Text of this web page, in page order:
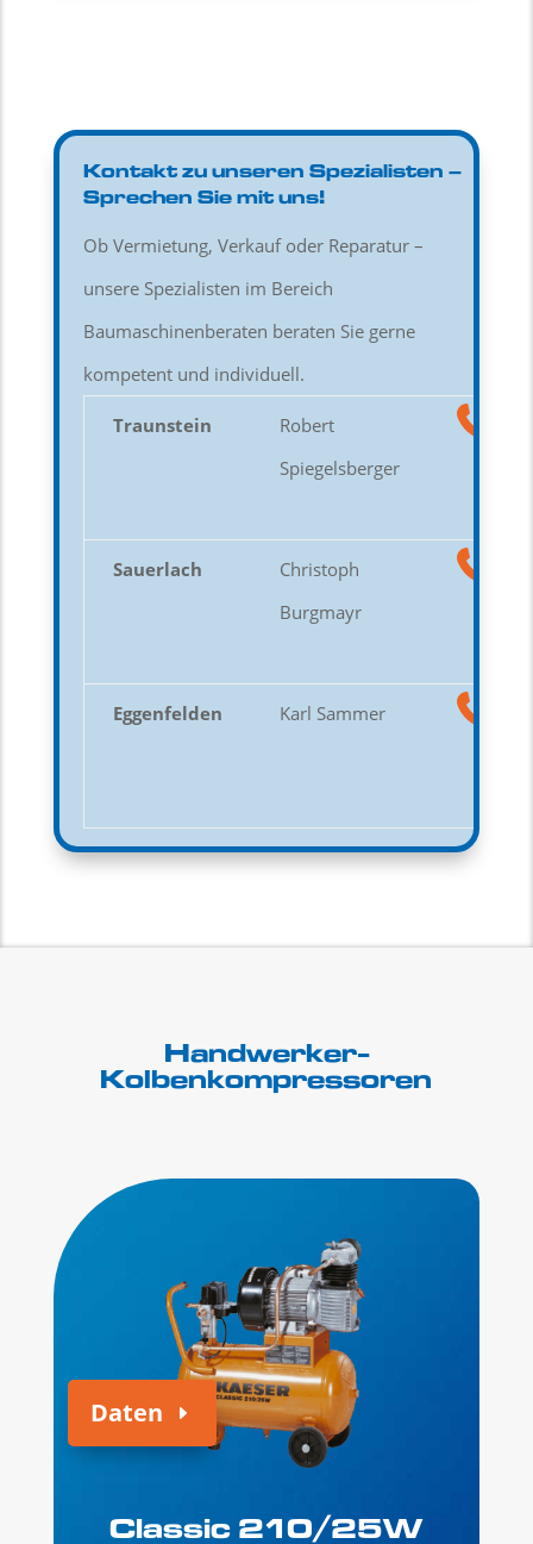
Kontakt zu unseren Spezialisten –
Sprechen Sie mit uns!
Ob Vermietung, Verkauf oder Reparatur –
unsere Spezialisten im Bereich
Baumaschinenberaten beraten Sie gerne
kompetent und individuell.
Traunstein
Robert
Spiegelsberger
Sauerlach
Christoph
Burgmayr
Eggenfelden Karl Sammer
Handwerker-
Kolbenkompressoren
Classic 210/25W
Daten